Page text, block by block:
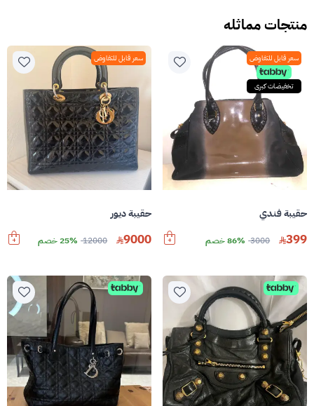
منتجات مماثله
سعر قابل للتفاوض
تخفيضات كبرى
حقيبة فندي
399
3000 86% خصم
سعر قابل للتفاوض
حقيبة ديور
9000
12000 25% خصم